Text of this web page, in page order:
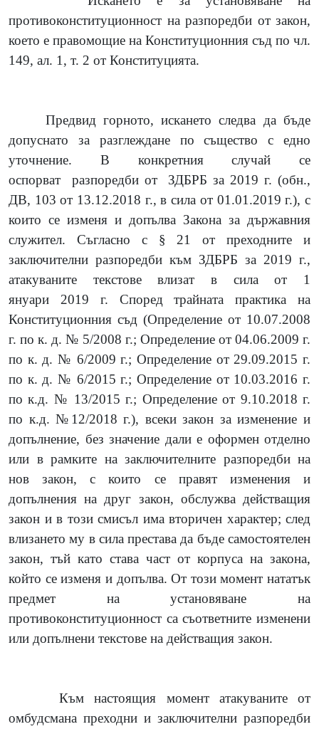
противоконституционност на разпоредби от закон,
което е правомощиe на Конституционния съд по чл.
149, ал. 1, т. 2 от Конституцията.
Предвид горното, искането следва да бъде
допуснато за разглеждане по същество с едно
уточнение. В конкретния случай се
оспорват разпоредби от ЗДБРБ за 2019 г. (обн.,
ДВ, 103 от 13.12.2018 г., в сила от 01.01.2019 г.), с
които се изменя и допълва Закона за държавния
служител. Съгласно с § 21 от преходните и
заключителни разпоредби към ЗДБРБ за 2019 г.,
атакуваните текстове влизат в сила от 1
януари 2019 г. Според трайната практика на
Конституционния съд (Определение от 10.07.2008
г. по к. д. № 5/2008 г.; Определение от 04.06.2009 г.
по к. д. № 6/2009 г.; Определение от 29.09.2015 г.
по к. д. № 6/2015 г.; Определение от 10.03.2016 г.
по к.д. № 13/2015 г.; Определение от 9.10.2018 г.
по к.д. №12/2018 г.), всеки закон за изменение и
допълнение, без значение дали е оформен отделно
или в рамките на заключителните разпоредби на
нов закон, с които се правят изменения и
допълнения на друг закон, обслужва действащия
закон и в този смисъл има вторичен характер; след
влизането му в сила престава да бъде самостоятелен
закон, тъй като става част от корпуса на закона,
който се изменя и допълва. От този момент нататък
предмет на установяване на
противоконституционност са съответните изменени
или допълнени текстове на действащия закон.
Към настоящия момент атакуваните от
омбудсмана преходни и заключителни разпоредби